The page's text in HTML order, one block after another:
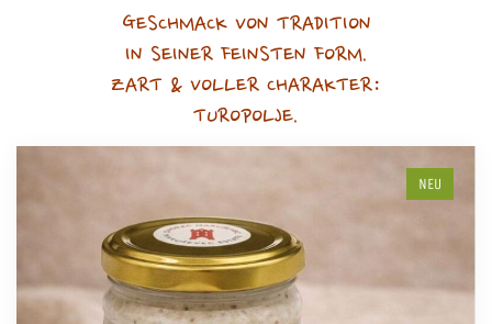
GESCHMACK VON TRADITION
IN SEINER FEINSTEN FORM.
ZART & VOLLER CHARAKTER:
TUROPOLJE.
NEU